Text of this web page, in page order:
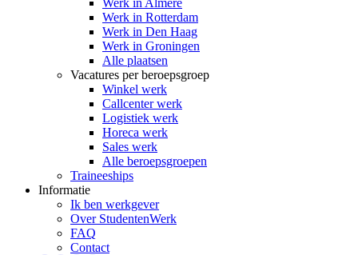
Werk in Almere
Werk in Rotterdam
Werk in Den Haag
Werk in Groningen
Alle plaatsen
Vacatures per beroepsgroep
Winkel werk
Callcenter werk
Logistiek werk
Horeca werk
Sales werk
Alle beroepsgroepen
Traineeships
Informatie
Ik ben werkgever
Over StudentenWerk
FAQ
Contact